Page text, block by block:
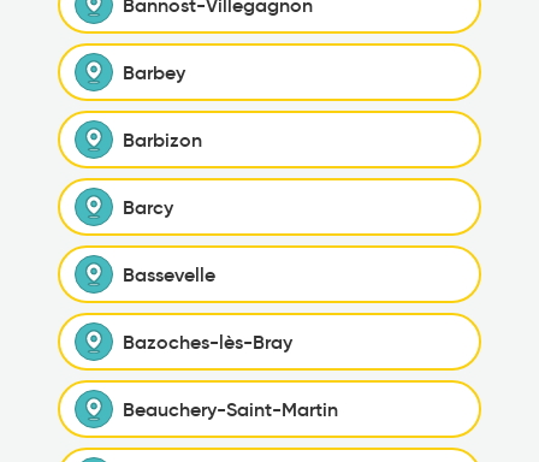
Barbey
Barbizon
Barcy
Bassevelle
Bazoches-lès-Bray
Beauchery-Saint-Martin